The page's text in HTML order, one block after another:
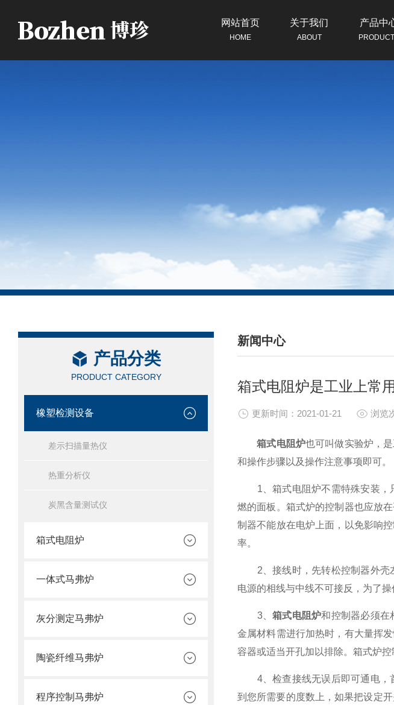
网站首页
HOME
关于我们
ABOUT
产品中
产品分类
PRODUCT CATEGORY
橡塑检测设备
差示扫描量热仪
热重分析仪
炭黑含量测试仪
箱式电阻炉
一体式马弗炉
灰分测定马弗炉
陶瓷纤维马弗炉
程序控制马弗炉
新闻中心
/ NEWS CENTER
箱式电阻炉是工业上常
更新时间：2021-01-21 浏览
箱式电阻炉也可叫做实验炉，
和操作步骤以及操作注意事项即可。
1、箱式电阻炉不需特殊安装，只
燃的面板。箱式炉的控制器也应放
制器不能放在电炉上面，以免影响
率。
2、接线时，先转松控制器外壳左
电源的相线与中线不可接反，为了
3、箱式电阻炉和控制器必须在
金属材料需进行加热时，有大量挥
容器或适当开孔加以排除。箱式炉
4、检查接线无误后即可通电，首
到您所需要的度数上，如果把设定